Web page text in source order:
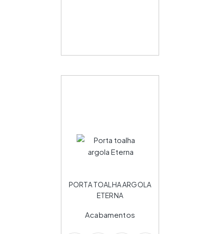
PORTA TOALHA ARGOLA
ETERNA
Acabamentos